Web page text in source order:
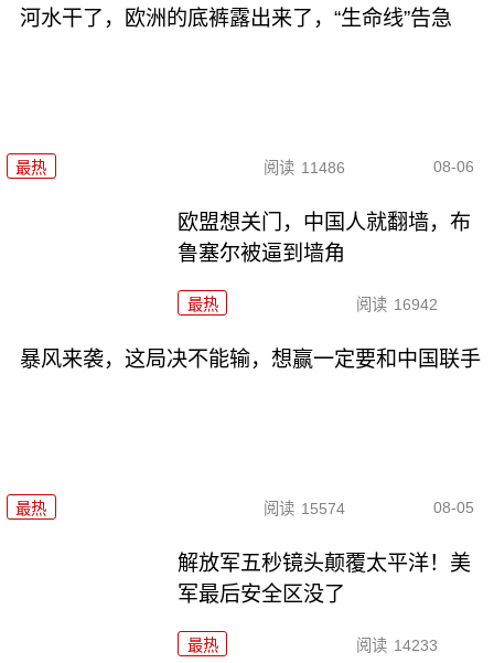
河水干了，欧洲的底裤露出来了，“生命线”告急
最热 阅读 11486 08-06
欧盟想关门，中国人就翻墙，布
鲁塞尔被逼到墙角
最热 阅读 16942
暴风来袭，这局决不能输，想赢一定要和中国联手
最热 阅读 15574 08-05
解放军五秒镜头颠覆太平洋！美
军最后安全区没了
最热 阅读 14233